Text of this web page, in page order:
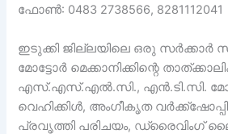
ഫോൺ: 0483 2738566, 8281112041
ഇടുക്കി ജില്ലയിലെ ഒരു സർക്കാർ
മോട്ടോർ മെക്കാനിക്കിന്റെ
എസ്.എസ്.എൽ.സി., എൻ.ടി.സി.
വെഹിക്കിൾ, അംഗീകൃത
പ്രവൃത്തി പരിചയം, ഡ്രൈവിംഗ്